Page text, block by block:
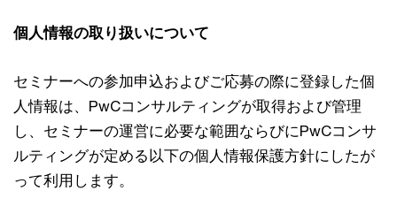
個人情報の取り扱いについて
セミナーへの参加申込およびご応募の際に登録した個
人情報は、PwCコンサルティングが取得および管理
し、セミナーの運営に必要な範囲ならびにPwCコンサ
ルティングが定める以下の個人情報保護方針にしたが
って利用します。